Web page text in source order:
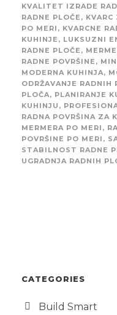
KVALITET IZRADE
RADNE PLOČE , KVARC
PO MERI , KVARCNE
KUHINJE , LUKSUZNI
RADNE PLOČE ,
RADNE POVRŠINE ,
MODERNA KUHINJA,
ODRŽAVANJE RADNIH
PLOČA, PLANIRANJE
KUHINJU ,
RADNA POVRŠINA ZA
MERMERA PO MERI ,
POVRŠINE PO MERI ,
STABILNOST RADNE
UGRADNJA RADNIH
CATEGORIES
Build Smart